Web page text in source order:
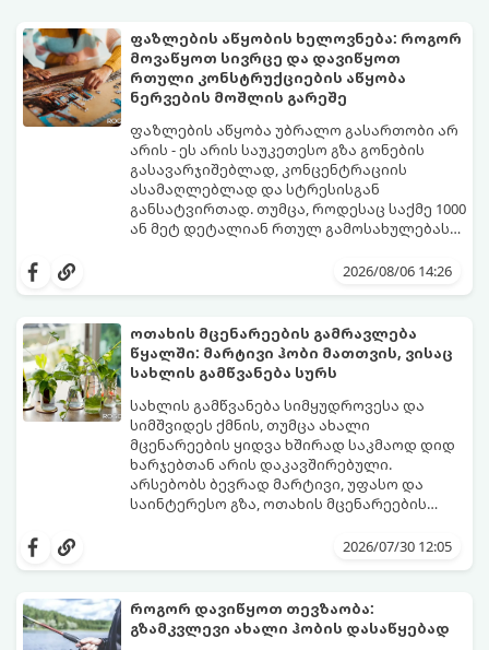
ფაზლების აწყობის ხელოვნება: როგორ
მოვაწყოთ სივრცე და დავიწყოთ
რთული კონსტრუქციების აწყობა
ნერვების მოშლის გარეშე
ფაზლების აწყობა უბრალო გასართობი არ
არის - ეს არის საუკეთესო გზა გონების
გასავარჯიშებლად, კონცენტრაციის
ასამაღლებლად და სტრესისგან
განსატვირთად. თუმცა, როდესაც საქმე 1000
ან მეტ დეტალიან რთულ გამოსახულებას
გაჭიმულ და ნერვებისმომშლელ პროცესად
სიამოვნება მოგიტანოთ, გთავაზობთ
2026/08/06 14:26
ოთახის მცენარეების გამრავლება
წყალში: მარტივი ჰობი მათთვის, ვისაც
სახლის გამწვანება სურს
სახლის გამწვანება სიმყუდროვესა და
სიმშვიდეს ქმნის, თუმცა ახალი
მცენარეების ყიდვა ხშირად საკმაოდ დიდ
ხარჯებთან არის დაკავშირებული.
არსებობს ბევრად მარტივი, უფასო და
საინტერესო გზა, ოთახის მცენარეების
მებაღეებისთვისაც კი, რადგან პროცესი
როგორ იზრდება ახალი ფესვები
ყოველდღიურად.
2026/07/30 12:05
როგორ დავიწყოთ თევზაობა:
გზამკვლევი ახალი ჰობის დასაწყებად